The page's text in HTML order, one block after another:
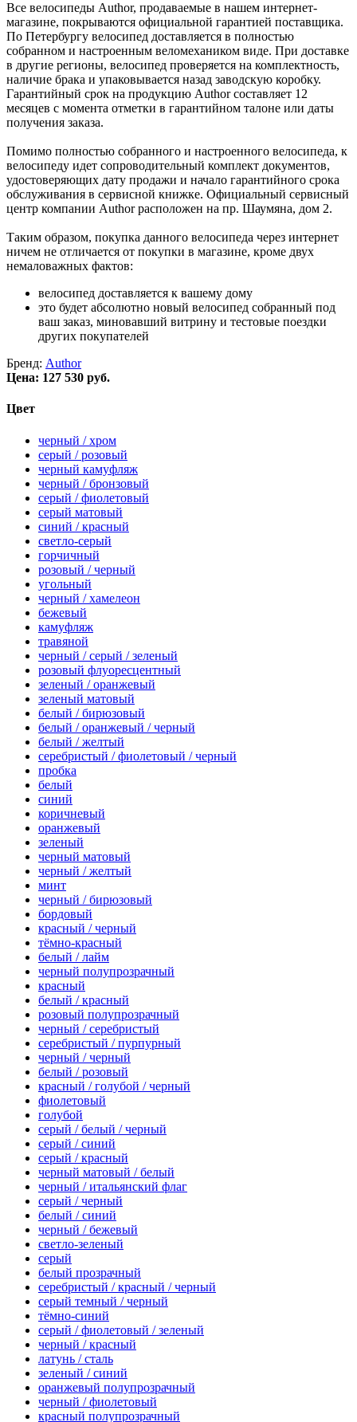
Все велосипеды Author, продаваемые в нашем интернет-
магазине, покрываются официальной гарантией поставщика.
По Петербургу велосипед доставляется в полностью
собранном и настроенным веломехаником виде. При доставке
в другие регионы, велосипед проверяется на комплектность,
наличие брака и упаковывается назад заводскую коробку.
Гарантийный срок на продукцию Author составляет 12
месяцев с момента отметки в гарантийном талоне или даты
получения заказа.
Помимо полностью собранного и настроенного велосипеда, к
велосипеду идет сопроводительный комплект документов,
удостоверяющих дату продажи и начало гарантийного срока
обслуживания в сервисной книжке. Официальный сервисный
центр компании Author расположен на пр. Шаумяна, дом 2.
Таким образом, покупка данного велосипеда через интернет
ничем не отличается от покупки в магазине, кроме двух
немаловажных фактов:
велосипед доставляется к вашему дому
это будет абсолютно новый велосипед собранный под
ваш заказ, миновавший витрину и тестовые поездки
других покупателей
Бренд: Author
Цена: 127 530 руб.
Цвет
черный / хром
серый / розовый
черный камуфляж
черный / бронзовый
серый / фиолетовый
серый матовый
синий / красный
светло-серый
горчичный
розовый / черный
угольный
черный / хамелеон
бежевый
камуфляж
травяной
черный / серый / зеленый
розовый флуоресцентный
зеленый / оранжевый
зеленый матовый
белый / бирюзовый
белый / оранжевый / черный
белый / желтый
серебристый / фиолетовый / черный
пробка
белый
синий
коричневый
оранжевый
зеленый
черный матовый
черный / желтый
минт
черный / бирюзовый
бордовый
красный / черный
тёмно-красный
белый / лайм
черный полупрозрачный
красный
белый / красный
розовый полупрозрачный
черный / серебристый
серебристый / пурпурный
черный / черный
белый / розовый
красный / голубой / черный
фиолетовый
голубой
серый / белый / черный
серый / синий
серый / красный
черный матовый / белый
черный / итальянский флаг
серый / черный
белый / синий
черный / бежевый
светло-зеленый
серый
белый прозрачный
серебристый / красный / черный
серый темный / черный
тёмно-синий
серый / фиолетовый / зеленый
черный / красный
латунь / сталь
зеленый / синий
оранжевый полупрозрачный
черный / фиолетовый
красный полупрозрачный